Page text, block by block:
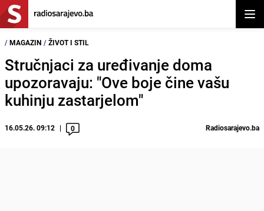
/ MAGAZIN / ŽIVOT I STIL
Stručnjaci za uređivanje doma
upozoravaju: "Ove boje čine vašu
kuhinju zastarjelom"
16.05.26. 09:12 0 Radiosarajevo.ba